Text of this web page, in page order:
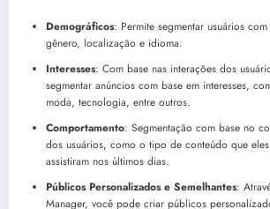
Demográficos: Permite segmentar usuários
gênero, localização e idioma.
Interesses: Com base nas interações dos
segmentar anúncios com base em interesses,
moda, tecnologia, entre outros.
Comportamento: Segmentação com base no
dos usuários, como o tipo de conteúdo que
assistiram nos últimos dias.
Públicos Personalizados e Semelhantes:
Manager, você pode criar públicos